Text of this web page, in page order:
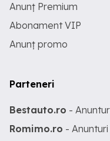
Anunț Premium
Abonament VIP
Anunț promo
Parteneri
Bestauto.ro -
Romimo.ro -